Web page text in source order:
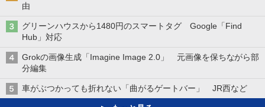
由
グリーンハウスから1480円のスマートタグ Google「Find
Hub」対応
Grokの画像生成「Imagine Image 2.0」 元画像を保ちながら部
分編集
車がぶつかっても折れない「曲がるゲートバー」 JR西など